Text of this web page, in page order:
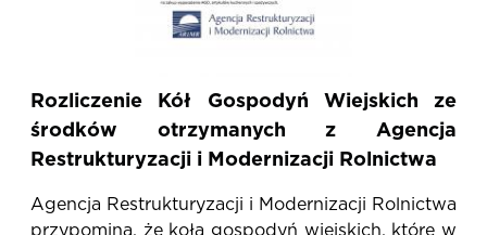
Rozliczenie Kół Gospodyń Wiejskich ze
środków otrzymanych z Agencja
Restrukturyzacji i Modernizacji Rolnictwa
Agencja Restrukturyzacji i Modernizacji Rolnictwa
przypomina, że koła gospodyń wiejskich, które w